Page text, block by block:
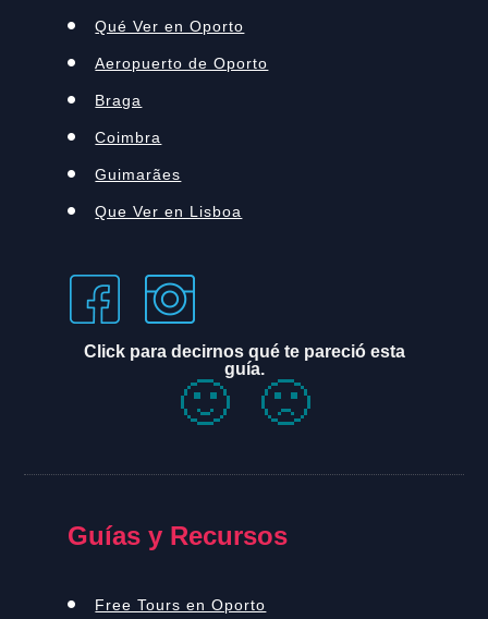
Qué Ver en Oporto
Aeropuerto de Oporto
Braga
Coimbra
Guimarães
Que Ver en Lisboa
Click para decirnos qué te pareció esta
guía.
🙂 🙁
Guías y Recursos
Free Tours en Oporto